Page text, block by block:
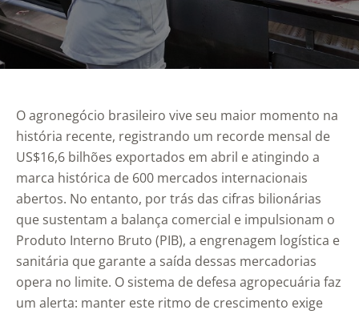
O agronegócio brasileiro vive seu maior momento na
história recente, registrando um recorde mensal de
US$16,6 bilhões exportados em abril e atingindo a
marca histórica de 600 mercados internacionais
abertos. No entanto, por trás das cifras bilionárias
que sustentam a balança comercial e impulsionam o
Produto Interno Bruto (PIB), a engrenagem logística e
sanitária que garante a saída dessas mercadorias
opera no limite. O sistema de defesa agropecuária faz
um alerta: manter este ritmo de crescimento exige